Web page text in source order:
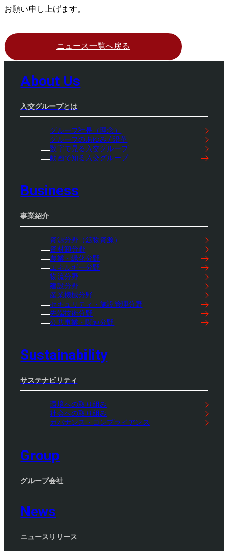
お願い申し上げます。
ニュース一覧へ戻る
About Us
入交グループとは
グループ社是（理念）
グループのあゆみ / 沿革
数字で見る入交グループ
動画で知る入交グループ
Business
事業紹介
資源分野（鉱物資源）
資材卸分野
農業・緑化分野
エネルギー分野
物流分野
建設分野
産業機械分野
セキュリティ・施設管理分野
先端技術分野
公共事業・関連分野
Sustainability
サステナビリティ
環境への取り組み
社会への取り組み
ガバナンス・コンプライアンス
Group
グループ会社
News
ニュースリリース